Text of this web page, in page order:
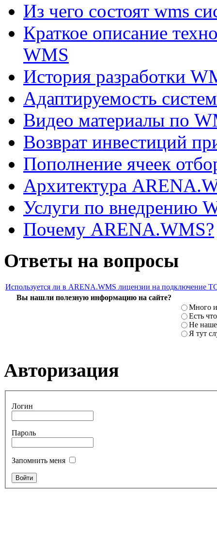
Из чего состоят wms
Краткое описание
WMS
История разработки
Адаптируемость
Видео материалы по
Возврат инвестиций
Пополнение ячеек
Архитектура
Услуги по внедрению
Почему ARENA.WMS?
Ответы на вопросы
Используется ли в ARENA.WMS лицензии на подключение
Вы нашли полезную информацию на сайте?
Много
Есть
Не
Я тут
Авторизация
Логин
Пароль
Запомнить меня